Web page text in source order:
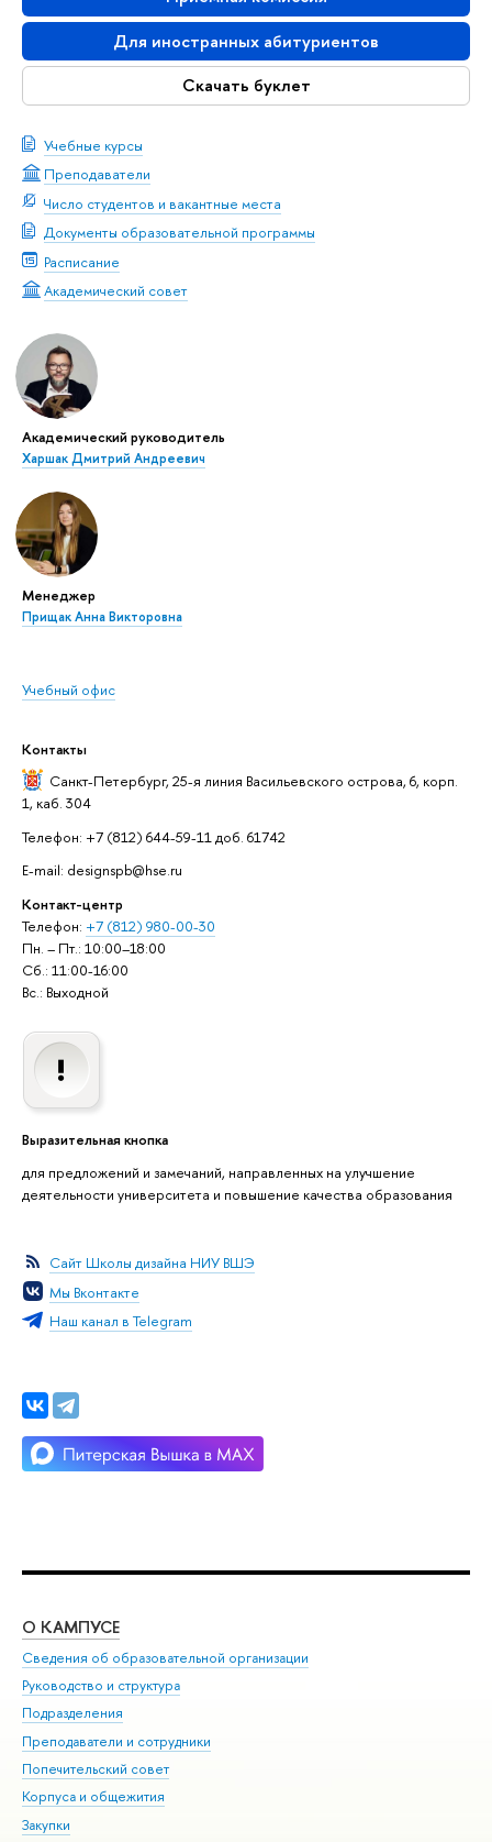
Для иностранных абитуриентов
Скачать буклет
Учебные курсы
Преподаватели
Число студентов и вакантные места
Документы образовательной программы
Расписание
Академический совет
Академический руководитель
Харшак Дмитрий Андреевич
Менеджер
Прищак Анна Викторовна
Учебный офис
Контакты
Санкт-Петербург, 25-я линия Васильевского острова, 6, корп.
1, каб. 304
Телефон: +7 (812) 644-59-11 доб. 61742
E-mail: designspb@hse.ru
Контакт-центр
Телефон: +7 (812) 980-00-30
Пн. – Пт.: 10:00–18:00
Сб.: 11:00-16:00
Вс.: Выходной
Выразительная кнопка
для предложений и замечаний, направленных на улучшение
деятельности университета и повышение качества образования
Сайт Школы дизайна НИУ ВШЭ
Мы Вконтакте
Наш канал в Telegram
О КАМПУСЕ
Сведения об образовательной организации
Руководство и структура
Подразделения
Преподаватели и сотрудники
Попечительский совет
Корпуса и общежития
Закупки